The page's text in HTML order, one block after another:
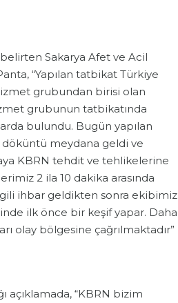
Sakarya Afet ve Acil
“Yapılan tatbikat Türkiye
grubundan birisi olan
grubunun tatbikatında
bulundu. Bugün yapılan
meydana geldi ve
KBRN tehdit ve tehlikelerine
2 ila 10 dakika arasında
ihbar geldikten sonra ekibimiz
ilk önce bir keşif yapar. Daha
olay bölgesine çağrılmaktadır”
açıklamada, “KBRN bizim
GENEL